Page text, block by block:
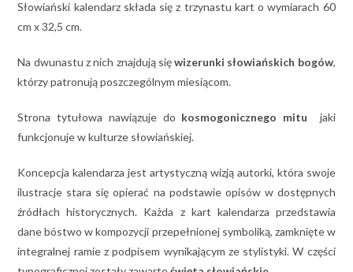
Słowiański kalendarz składa się z trzynastu kart o wymiarach 60
cm x 32,5 cm.
Na dwunastu z nich znajdują sięwizerunki słowiańskich bogów,
którzy patronują poszczególnym miesiącom.
Strona tytułowa nawiązuje do kosmogonicznego mitu jaki
funkcjonuje w kulturze słowiańskiej.
Koncepcja kalendarza jest artystyczną wizją autorki, która swoje
ilustracje stara się opierać na podstawie opisów w dostępnych
źródłach historycznych. Każda z kart kalendarza przedstawia
dane bóstwo w kompozycji przepełnionej symboliką, zamknięte w
integralnej ramie z podpisem wynikającym ze stylistyki. W części